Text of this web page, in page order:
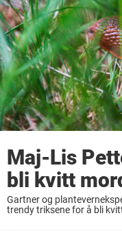
Maj-Lis
bli kvitt
Gartner og
trendy triksene for å bli